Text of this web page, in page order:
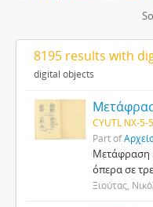
8195 results with
digital objects
CYUTL NX-5-
Part of
Μετάφραση
όπερα σε
Ξιούτας,